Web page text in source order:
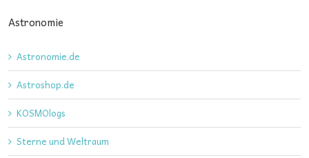
Astronomie
Astronomie.de
Astroshop.de
KOSMOlogs
Sterne und Weltraum